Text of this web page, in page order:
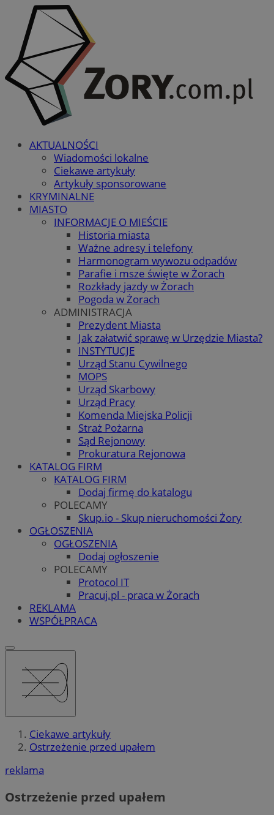
AKTUALNOŚCI
Wiadomości lokalne
Ciekawe artykuły
Artykuły sponsorowane
KRYMINALNE
MIASTO
INFORMACJE O MIEŚCIE
Historia miasta
Ważne adresy i telefony
Harmonogram wywozu odpadów
Parafie i msze święte w Żorach
Rozkłady jazdy w Żorach
Pogoda w Żorach
ADMINISTRACJA
Prezydent Miasta
Jak załatwić sprawę w Urzędzie Miasta?
INSTYTUCJE
Urząd Stanu Cywilnego
MOPS
Urząd Skarbowy
Urząd Pracy
Komenda Miejska Policji
Straż Pożarna
Sąd Rejonowy
Prokuratura Rejonowa
KATALOG FIRM
KATALOG FIRM
Dodaj firmę do katalogu
POLECAMY
Skup.io - Skup nieruchomości Żory
OGŁOSZENIA
OGŁOSZENIA
Dodaj ogłoszenie
POLECAMY
Protocol IT
Pracuj.pl - praca w Żorach
REKLAMA
WSPÓŁPRACA
Ciekawe artykuły
Ostrzeżenie przed upałem
reklama
Ostrzeżenie przed upałem